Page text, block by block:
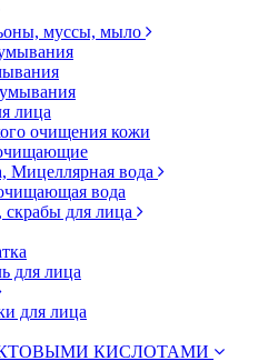
муссы, мыло
лица
очищения кожи
вода
вода
для лица
для лица
для лица
КИСЛОТАМИ